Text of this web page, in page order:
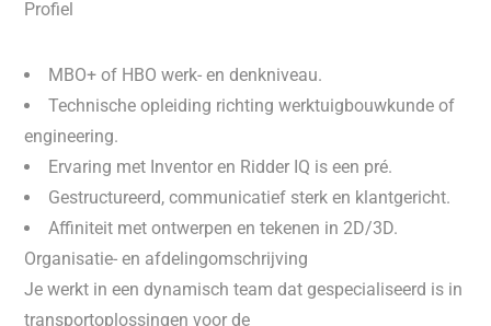
Profiel
MBO+ of HBO werk- en denkniveau.
Technische opleiding richting werktuigbouwkunde of
engineering.
Ervaring met Inventor en Ridder IQ is een pré.
Gestructureerd, communicatief sterk en klantgericht.
Affiniteit met ontwerpen en tekenen in 2D/3D.
Organisatie- en afdelingomschrijving
Je werkt in een dynamisch team dat gespecialiseerd is in
transportoplossingen voor de